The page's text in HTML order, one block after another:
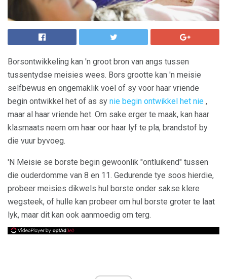
Borsontwikkeling kan 'n groot bron van angs tussen
tussentydse meisies wees. Bors grootte kan 'n meisie
selfbewus en ongemaklik voel of sy voor haar vriende
begin ontwikkel het of as sy nie begin ontwikkel het nie ,
maar al haar vriende het. Om sake erger te maak, kan haar
klasmaats neem om haar oor haar lyf te pla, brandstof by
die vuur byvoeg.
'N Meisie se borste begin gewoonlik "ontluikend" tussen
die ouderdomme van 8 en 11. Gedurende tye soos hierdie,
probeer meisies dikwels hul borste onder sakse klere
wegsteek, of hulle kan probeer om hul borste groter te laat
lyk, maar dit kan ook aanmoedig om terg.